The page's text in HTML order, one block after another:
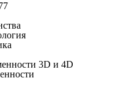
3D и 4D